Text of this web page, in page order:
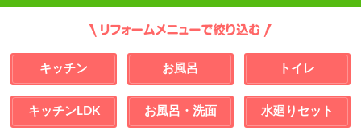
キッチン お風呂 トイレ
キッチンLDK お風呂・洗面 水廻りセット